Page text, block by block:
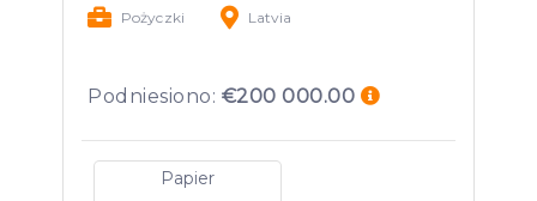
Pożyczki Latvia
Podniesiono: €200 000.00
Papier